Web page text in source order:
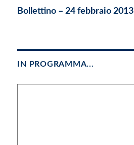
Articolo
Bollettino – 24 febbraio 2013
IN PROGRAMMA...